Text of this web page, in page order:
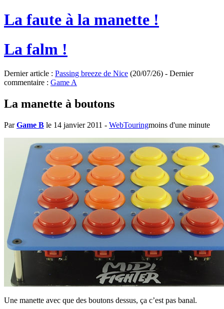
La faute à la manette !
La falm !
Dernier article : Passing breeze de Nice (20/07/26) - Dernier
commentaire : Game A
La manette à boutons
ParGame B le 14 janvier 2011 - WebTouringmoins d'une minute
Une manette avec que des boutons dessus, ça c’est pas banal.